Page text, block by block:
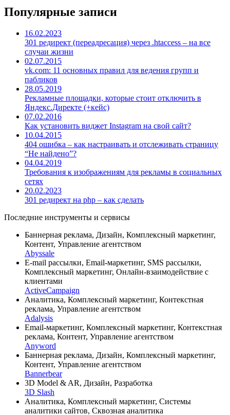
Популярные записи
16.02.2023
301 редирект (переадресация) через .htaccess – на все
случаи жизни
02.07.2015
vk.com: 11 основных правил для ведения групп и
пабликов
28.05.2019
Рекламные площадки, которые стоит отключить в
Яндекс.Директе (+кейс)
07.02.2016
Как установить виджет Instagram на свой сайт?
10.04.2015
404 ошибка – как настраивать и отслеживать страницу
“Не найдено”?
04.04.2019
Требования к изображениям для рекламы в социальных
сетях
20.02.2023
301 редирект на php – как сделать
Последние инструменты и сервисы
Баннерная реклама, Дизайн, Комплексный маркетинг,
Контент, Управление агентством
Abyssale
E-mail рассылки, Email-маркетинг, SMS рассылки,
Комплексный маркетинг, Онлайн-взаимодействие с
клиентами
ActiveCampaign
Аналитика, Комплексный маркетинг, Контекстная
реклама, Управление агентством
Adalysis
Email-маркетинг, Комплексный маркетинг, Контекстная
реклама, Контент, Управление агентством
Anyword
Баннерная реклама, Дизайн, Комплексный маркетинг,
Контент, Управление агентством
Bannerbear
3D Model & AR, Дизайн, Разработка
3D Slash
Аналитика, Комплексный маркетинг, Системы
аналитики сайтов, Сквозная аналитика